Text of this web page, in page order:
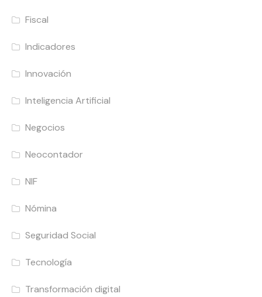
Fiscal
Indicadores
Innovación
Inteligencia Artificial
Negocios
Neocontador
NIF
Nómina
Seguridad Social
Tecnología
Transformación digital